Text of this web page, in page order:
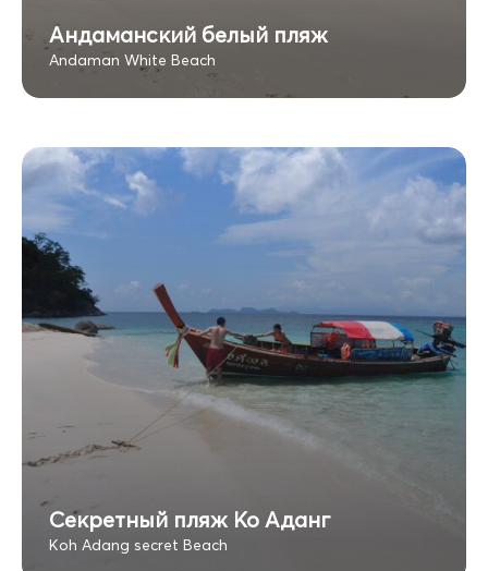
Андаманский белый пляж
Andaman White Beach
Секретный пляж Ко Аданг
Koh Adang secret Beach